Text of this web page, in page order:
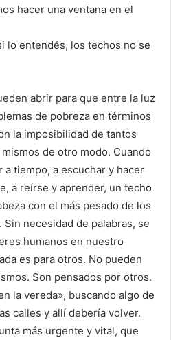
hacer una ventana en el
lo entendés, los techos no se
abrir para que entre la luz
de pobreza en términos
la imposibilidad de tantos
de otro modo. Cuando
tiempo, a escuchar y hacer
a reírse y aprender, un techo
con el más pesado de los
necesidad de palabras, se
humanos en nuestro
es para otros. No pueden
Son pensados por otros.
la vereda», buscando algo de
calles y allí debería volver.
más urgente y vital, que